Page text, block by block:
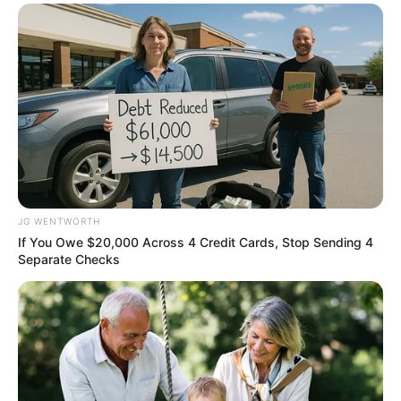
Who Will Take On The Iconic Role Next? Bond
Casting Rumors
BRAINBERRIES
Enter A World Of Weirdness: 8 Horror Movies
Where Nobody Dies
BRAINBERRIES
JG WENTWORTH
If You Owe $20,000 Across 4 Credit Cards, Stop Sending 4
Separate Checks